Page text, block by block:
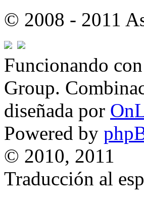
© 2008 - 2011
Funcionando con
Group.
diseñada por
Powered by
© 2010, 2011
Traducción al